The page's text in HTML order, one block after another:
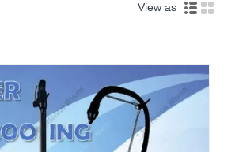
View as